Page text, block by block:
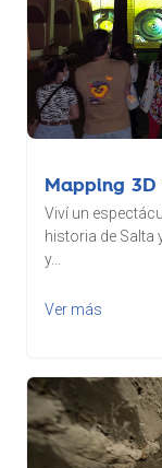
Mapping 3D
Viví un
historia de
y...
Ver más